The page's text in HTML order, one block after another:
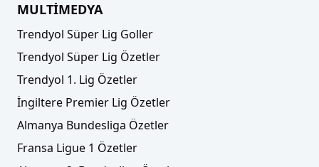
MULTİMEDYA
Trendyol Süper Lig Goller
Trendyol Süper Lig Özetler
Trendyol 1. Lig Özetler
İngiltere Premier Lig Özetler
Almanya Bundesliga Özetler
Fransa Ligue 1 Özetler